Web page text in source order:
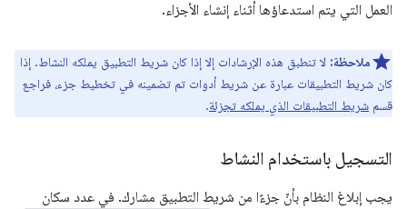
العمل التي يتم استدعاؤها أثناء إنشاء الأجزاء.
ملاحظة: لا تنطبق هذه الإرشادات إلا إذا كان شريط التطبيق يملكه النشاط. إذا
كان شريط التطبيقات عبارة عن شريط أدوات تم تضمينه في تخطيط جزء، فراجع
قسم شريط التطبيقات الذي يملكه تجزئة.
التسجيل باستخدام النشاط
يجب إبلاغ النظام بأنّ جزءًا من شريط التطبيق مشارك. في عدد سكان